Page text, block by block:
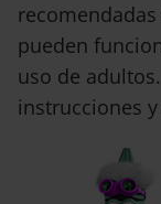
pueden
uso de
instrucciones